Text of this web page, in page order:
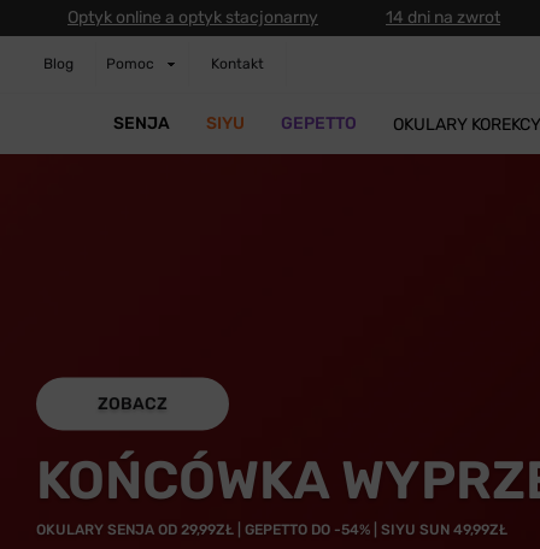
Optyk online a optyk stacjonarny 14 dni na zwrot
Blog Pomoc Kontakt
SENJA SIYU GEPETTO OKULARY
ZOBACZ
KOŃCÓWKA
OKULARY SENJA OD 29,99ZŁ | GEPETTO DO -54% | SIYU SUN 49,99ZŁ